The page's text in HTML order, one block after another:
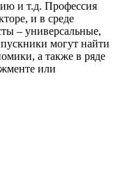
и т.д. Профессия
и в среде
– универсальные,
могут найти
а также в ряде
или